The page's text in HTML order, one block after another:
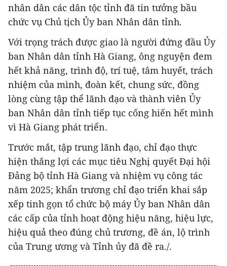
nhân dân các dân tộc tỉnh đã tin tưởng bầu
chức vụ Chủ tịch Ủy ban Nhân dân tỉnh.
Với trọng trách được giao là người đứng đầu Ủy
ban Nhân dân tỉnh Hà Giang, ông nguyện đem
hết khả năng, trình độ, trí tuệ, tâm huyết, trách
nhiệm của mình, đoàn kết, chung sức, đồng
lòng cùng tập thể lãnh đạo và thành viên Ủy
ban Nhân dân tỉnh tiếp tục cống hiến hết mình
vì Hà Giang phát triển.
Trước mắt, tập trung lãnh đạo, chỉ đạo thực
hiện thắng lợi các mục tiêu Nghị quyết Đại hội
Đảng bộ tỉnh Hà Giang và nhiệm vụ công tác
năm 2025; khẩn trương chỉ đạo triển khai sắp
xếp tinh gọn tổ chức bộ máy Ủy ban Nhân dân
các cấp của tỉnh hoạt động hiệu năng, hiệu lực,
hiệu quả theo đúng chủ trương, đề án, lộ trình
của Trung ương và Tỉnh ủy đã đề ra./.